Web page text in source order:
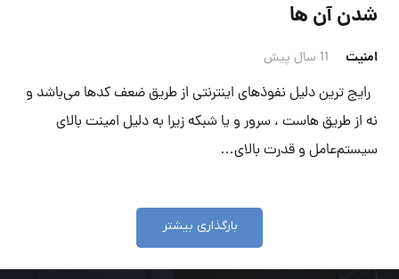
شدن آن ها
امنیت 11 سال پیش
رایج ترین دلیل نفوذهای اینترنتی از طریق ضعف کدها می‌باشد و
نه از طریق هاست ، سرور و یا شبکه زیرا به دلیل امینت بالای
سیستم‌عامل‌ و قدرت بالای…
بارگذاری بیشتر